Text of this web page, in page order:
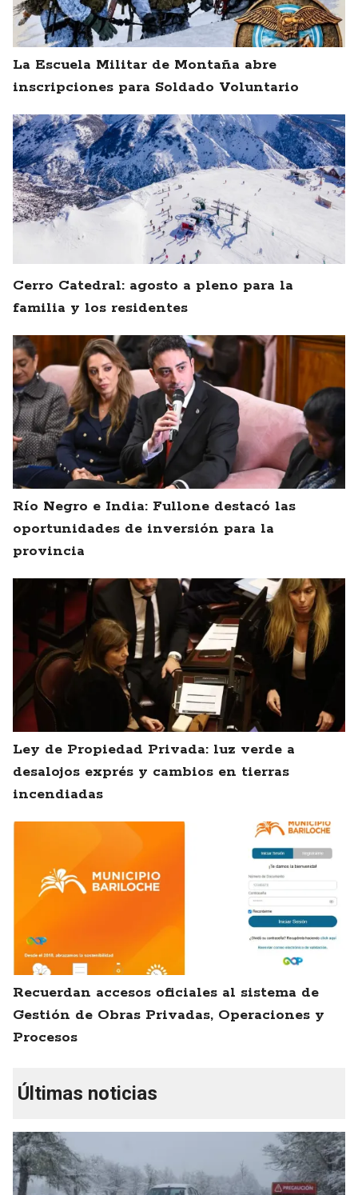
La Escuela Militar de Montaña abre
inscripciones para Soldado Voluntario
Cerro Catedral: agosto a pleno para la
familia y los residentes
Río Negro e India: Fullone destacó las
oportunidades de inversión para la
provincia
Ley de Propiedad Privada: luz verde a
desalojos exprés y cambios en tierras
incendiadas
Recuerdan accesos oficiales al sistema de
Gestión de Obras Privadas, Operaciones y
Procesos
Últimas noticias